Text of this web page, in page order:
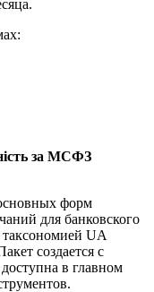
за МСФЗ
форм
для банковского
таксономией UA
создается с
доступна в главном